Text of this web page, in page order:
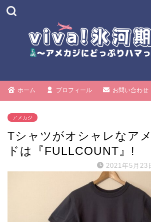
ホーム プロフィール お問い合わせ
アメカジ
Tシャツがオシャレなア
ドは『FULLCOUNT』!
2021年5月23